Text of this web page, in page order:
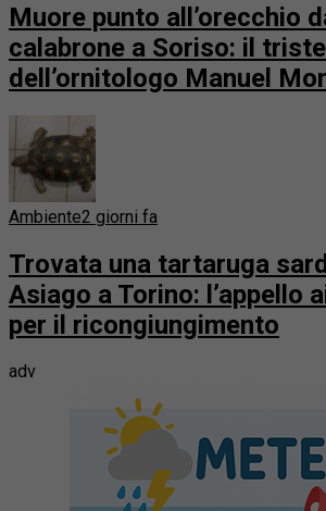
Muore punto all’orecchio
calabrone a Soriso: il
dell’ornitologo Manuel
Ambiente2 giorni fa
Trovata una tartaruga
Asiago a Torino: l’appello
per il ricongiungimento
adv